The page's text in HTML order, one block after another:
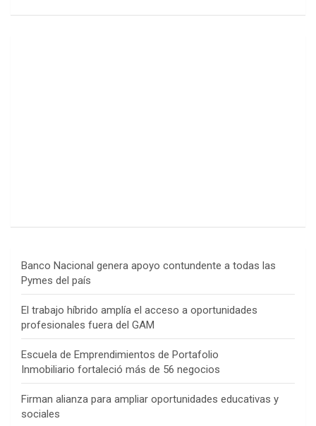
Banco Nacional genera apoyo contundente a todas las
Pymes del país
El trabajo híbrido amplía el acceso a oportunidades
profesionales fuera del GAM
Escuela de Emprendimientos de Portafolio
Inmobiliario fortaleció más de 56 negocios
Firman alianza para ampliar oportunidades educativas y
sociales